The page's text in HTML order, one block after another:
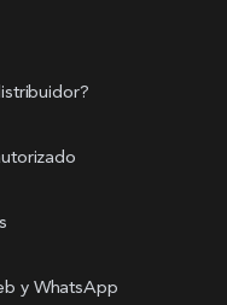
y WhatsApp